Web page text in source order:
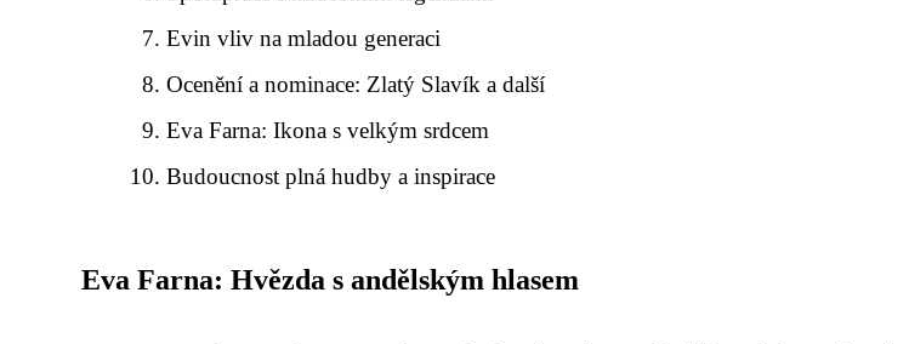
Evin vliv na mladou generaci
Ocenění a nominace: Zlatý Slavík a další
Eva Farna: Ikona s velkým srdcem
Budoucnost plná hudby a inspirace
Eva Farna: Hvězda s andělským hlasem